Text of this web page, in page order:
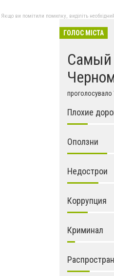
Якщо ви помітили помилку, виділіть
ГОЛОС МІСТА
Самый
проголосувало
Плохие
Оползни
Недострои
Коррупция
Криминал